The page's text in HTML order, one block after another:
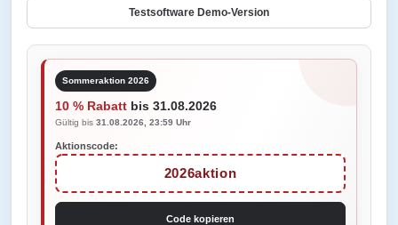
Testsoftware Demo-Version
Sommeraktion 2026
10 % Rabatt bis 31.08.2026
Gültig bis 31.08.2026, 23:59 Uhr
Aktionscode:
2026aktion
Code kopieren